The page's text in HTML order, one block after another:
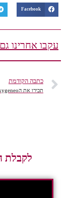
Facebook
עקבו אחרינו
כתבה הקודמת
לקבלת